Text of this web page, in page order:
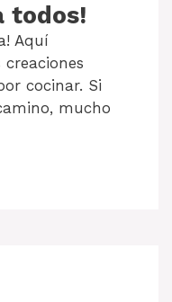
todos!
Aquí
cocinar. Si
mucho